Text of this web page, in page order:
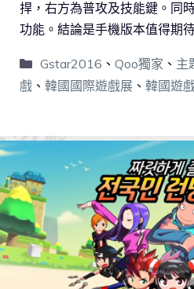
捍，右方為普攻及技能鍵。同
功能。結論是手機版本值得期
Gstar2016 、 Qoo獨家 、 主
戲 、 韓國國際遊戲展 、 韓國遊